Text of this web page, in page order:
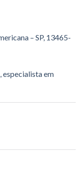
– SP, 13465-
em